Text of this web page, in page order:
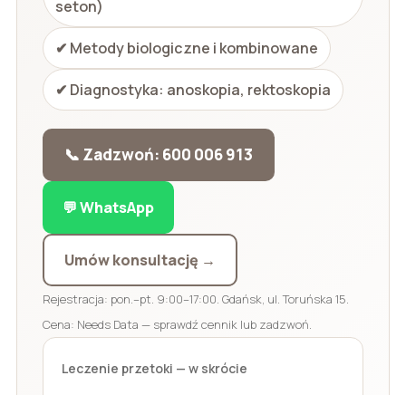
seton)
✔ Metody biologiczne i kombinowane
✔ Diagnostyka: anoskopia, rektoskopia
📞 Zadzwoń: 600 006 913
💬 WhatsApp
Umów konsultację →
Rejestracja: pon.–pt. 9:00–17:00. Gdańsk, ul. Toruńska 15.
Cena: Needs Data — sprawdź cennik lub zadzwoń.
Leczenie przetoki — w skrócie